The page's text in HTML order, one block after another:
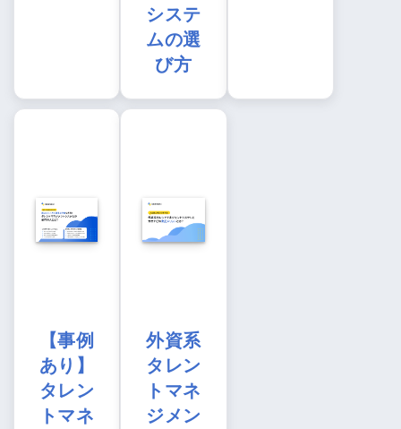
システ
ムの選
び方
【事例
あり】
タレン
トマネ
外資系
タレン
トマネ
ジメン